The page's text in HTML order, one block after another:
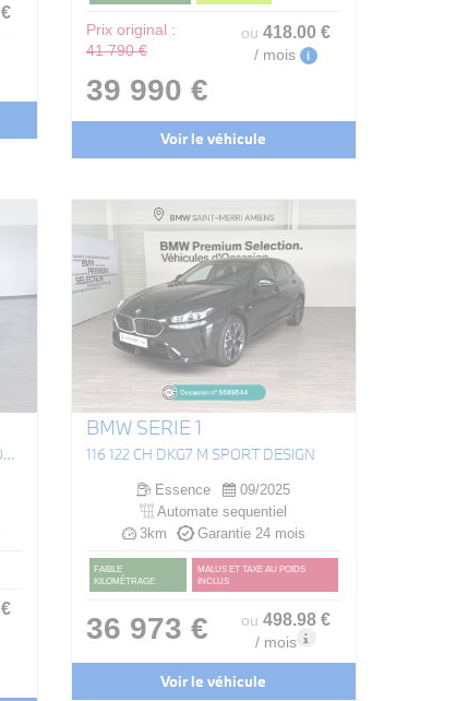
€
Prix original :
41 790 €
39 990 €
ou 418.00 €
/ mois i
Voir le véhicule
X3 20 XDRIVE 208 CH BVA8 M SPORT
€
BMW SERIE 1
116 122 CH DKG7 M SPORT DESIGN
Essence
09/2025
Automate sequentiel
3km
Garantie 24 mois
FAIBLE
KILOMÉTRAGE
MALUS ET TAXE AU POIDS
INCLUS
36 973 € ou 498.98€
/ mois
Voir le véhicule